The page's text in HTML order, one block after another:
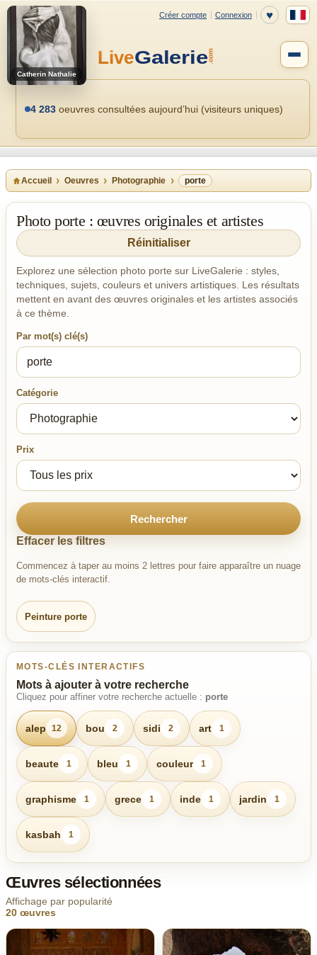
Catherin Nathalie
4 283 oeuvres consultées aujourd’hui (visiteurs uniques)
Accueil Oeuvres Photographie porte
Photo porte : œuvres originales et artistes
Réinitialiser
Explorez une sélection photo porte sur LiveGalerie : styles,
techniques, sujets, couleurs et univers artistiques. Les résultats
mettent en avant des œuvres originales et les artistes associés
à ce thème.
Par mot(s) clé(s)
Catégorie
Prix
Rechercher
Effacer les filtres
Commencez à taper au moins 2 lettres pour faire apparaître un nuage
de mots-clés interactif.
Peinture porte
MOTS-CLÉS INTERACTIFS
Mots à ajouter à votre recherche
Cliquez pour affiner votre recherche actuelle : porte
alep 12 bou 2 sidi 2 art 1
beaute 1 bleu 1 couleur 1
graphisme 1 grece 1 inde 1 jardin 1
kasbah 1
Œuvres sélectionnées
Affichage par popularité
20 œuvres